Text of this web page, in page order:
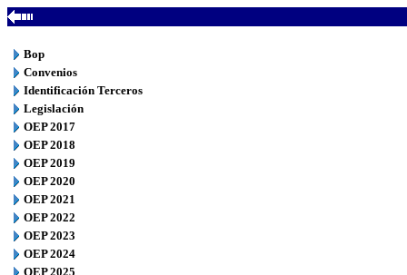
Bop
Convenios
Identificación Terceros
Legislación
OEP 2017
OEP 2018
OEP 2019
OEP 2020
OEP 2021
OEP 2022
OEP 2023
OEP 2024
OEP 2025